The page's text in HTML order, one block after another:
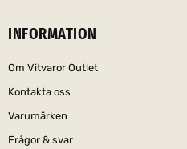
INFORMATION
Om Vitvaror Outlet
Kontakta oss
Varumärken
Frågor & svar